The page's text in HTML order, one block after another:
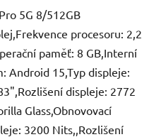
5G 8/512GB
procesoru: 2,2
paměť: 8 GB,Interní
Android 15,Typ displeje:
displeje: 2772
Glass,Obnovovací
3200 Nits,,Rozlišení